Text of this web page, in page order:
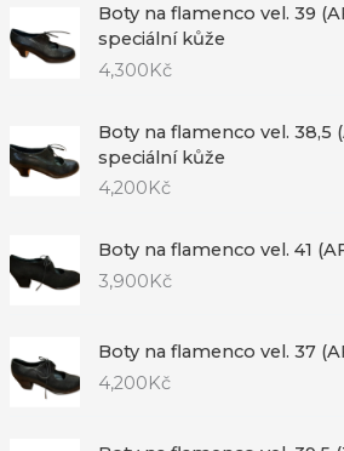
Boty na flamenco vel. 39
speciální kůže
4,300Kč
Boty na flamenco vel. 38,5
speciální kůže
4,200 Kč
Boty na flamenco vel. 41
3,900Kč
Boty na flamenco vel. 37
4,200Kč